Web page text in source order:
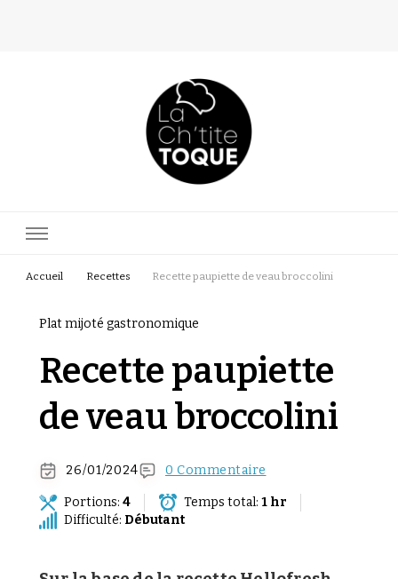
Accueil Recettes Recette paupiette de veau broccolini
Plat mijoté gastronomique
Recette paupiette
de veau broccolini
26/01/2024 0 Commentaire
Portions: 4 Temps total: 1 hr
Difficulté: Débutant